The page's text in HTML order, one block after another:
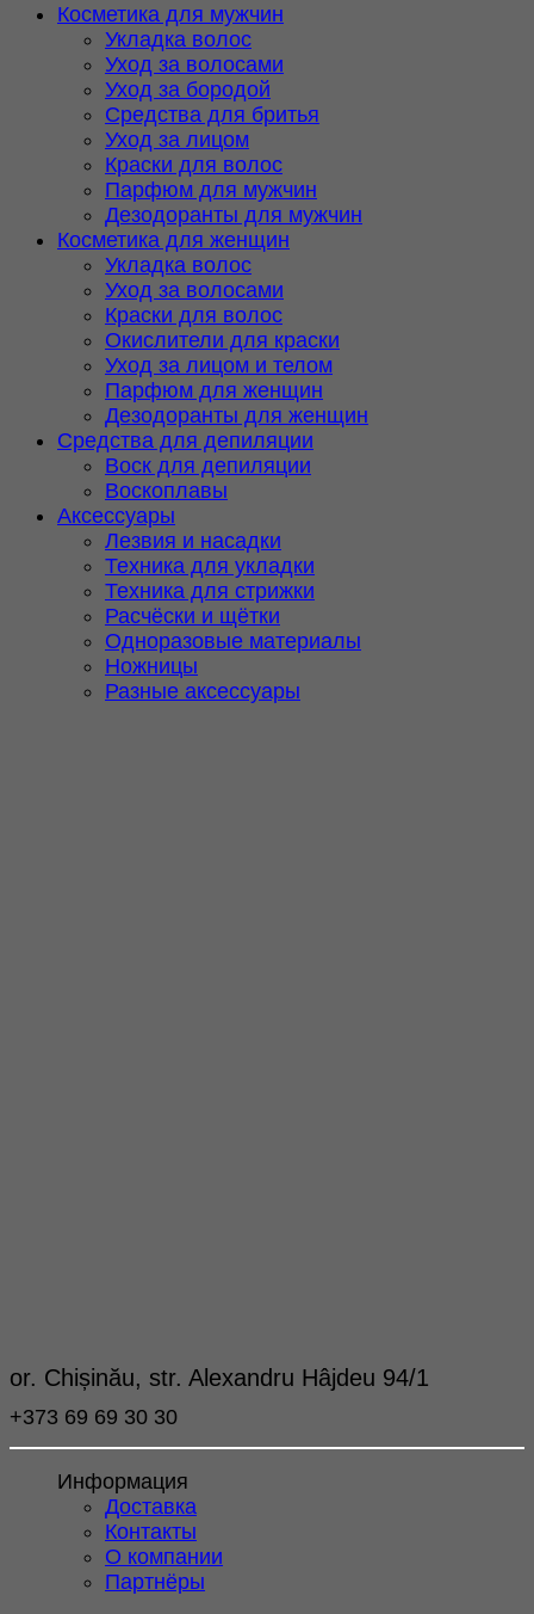
Косметика для мужчин
Укладка волос
Уход за волосами
Уход за бородой
Средства для бритья
Уход за лицом
Краски для волос
Парфюм для мужчин
Дезодоранты для мужчин
Косметика для женщин
Укладка волос
Уход за волосами
Краски для волос
Окислители для краски
Уход за лицом и телом
Парфюм для женщин
Дезодоранты для женщин
Средства для депиляции
Воск для депиляции
Воскоплавы
Аксессуары
Лезвия и насадки
Техника для укладки
Техника для стрижки
Расчёски и щётки
Одноразовые материалы
Ножницы
Разные аксессуары
or. Chișinău, str. Alexandru Hâjdeu 94/1
+373 69 69 30 30
Информация
Доставка
Контакты
О компании
Партнёры